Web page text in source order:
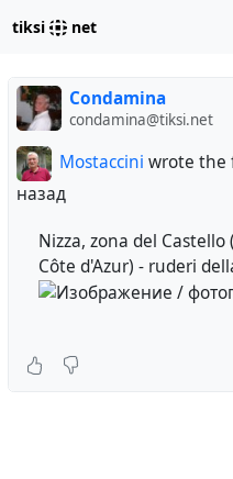
tiksi net
Condamina
condamina@tiksi.net
Mostaccini wrote the
назад
Nizza, zona del
Côte d'Azur) - ruderi